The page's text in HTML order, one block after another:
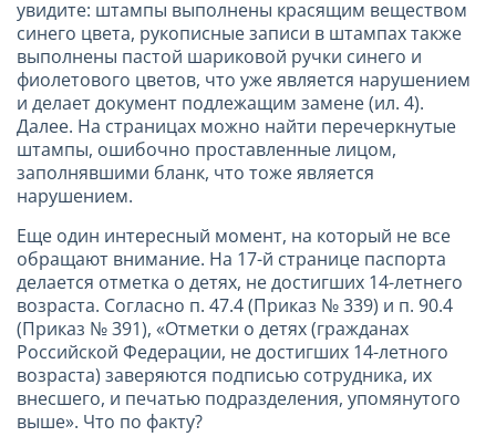
увидите: штампы выполнены красящим веществом
синего цвета, рукописные записи в штампах также
выполнены пастой шариковой ручки синего и
фиолетового цветов, что уже является нарушением
и делает документ подлежащим замене (ил. 4).
Далее. На страницах можно найти перечеркнутые
штампы, ошибочно проставленные лицом,
заполнявшими бланк, что тоже является
нарушением.
Еще один интересный момент, на который не все
обращают внимание. На 17-й странице паспорта
делается отметка о детях, не достигших 14-летнего
возраста. Согласно п. 47.4 (Приказ № 339) и п. 90.4
(Приказ № 391), «Отметки о детях (гражданах
Российской Федерации, не достигших 14-летного
возраста) заверяются подписью сотрудника, их
внесшего, и печатью подразделения, упомянутого
выше». Что по факту?